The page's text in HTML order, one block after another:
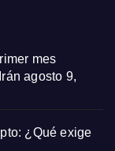
mes
agosto 9,
¿Qué exige